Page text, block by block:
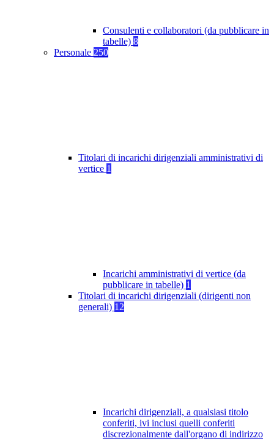
Consulenti e collaboratori (da pubblicare in
tabelle) 8
Personale 250
Titolari di incarichi dirigenziali amministrativi di
vertice 1
Incarichi amministrativi di vertice (da
pubblicare in tabelle) 1
Titolari di incarichi dirigenziali (dirigenti non
generali) 12
Incarichi dirigenziali, a qualsiasi titolo
conferiti, ivi inclusi quelli conferiti
discrezionalmente dall'organo di indirizzo